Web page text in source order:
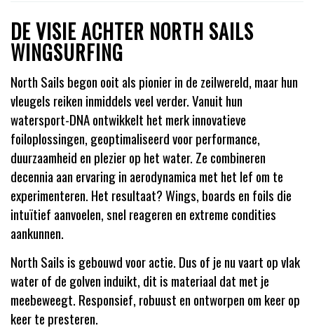
DE VISIE ACHTER NORTH SAILS
WINGSURFING
North Sails begon ooit als pionier in de zeilwereld, maar hun
vleugels reiken inmiddels veel verder. Vanuit hun
watersport-DNA ontwikkelt het merk innovatieve
foiloplossingen, geoptimaliseerd voor performance,
duurzaamheid en plezier op het water. Ze combineren
decennia aan ervaring in aerodynamica met het lef om te
experimenteren. Het resultaat? Wings, boards en foils die
intuïtief aanvoelen, snel reageren en extreme condities
aankunnen.
North Sails is gebouwd voor actie. Dus of je nu vaart op vlak
water of de golven induikt, dit is materiaal dat met je
meebeweegt. Responsief, robuust en ontworpen om keer op
keer te presteren.